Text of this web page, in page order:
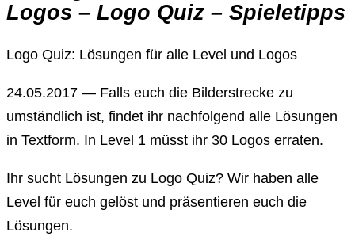
Logos – Logo Quiz – Spieletipps
Logo Quiz: Lösungen für alle Level und Logos
24.05.2017 — Falls euch die Bilderstrecke zu
umständlich ist, findet ihr nachfolgend alle Lösungen
in Textform. In Level 1 müsst ihr 30 Logos erraten.
Ihr sucht Lösungen zu Logo Quiz? Wir haben alle
Level für euch gelöst und präsentieren euch die
Lösungen.